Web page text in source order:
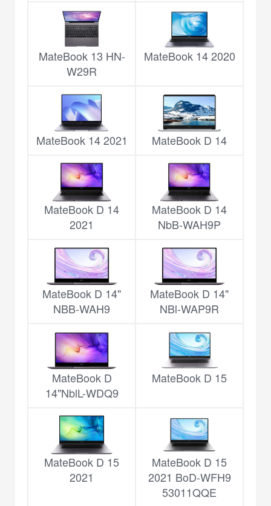
MateBook 13 HN-
W29R
MateBook 14 2020
MateBook 14 2021 MateBook D 14
MateBook D 14
2021
MateBook D 14
NbB-WAH9P
MateBook D 14"
NBB-WAH9
MateBook D 14"
NBl-WAP9R
MateBook D
14"NblL-WDQ9
MateBook D 15
MateBook D 15
2021
MateBook D 15
2021 BoD-WFH9
53011QQE